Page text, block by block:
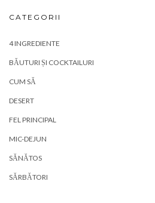
CUM SĂ
DESERT
FEL PRINCIPAL
MIC-DEJUN
SĂNĂTOS
SĂRBĂTORI